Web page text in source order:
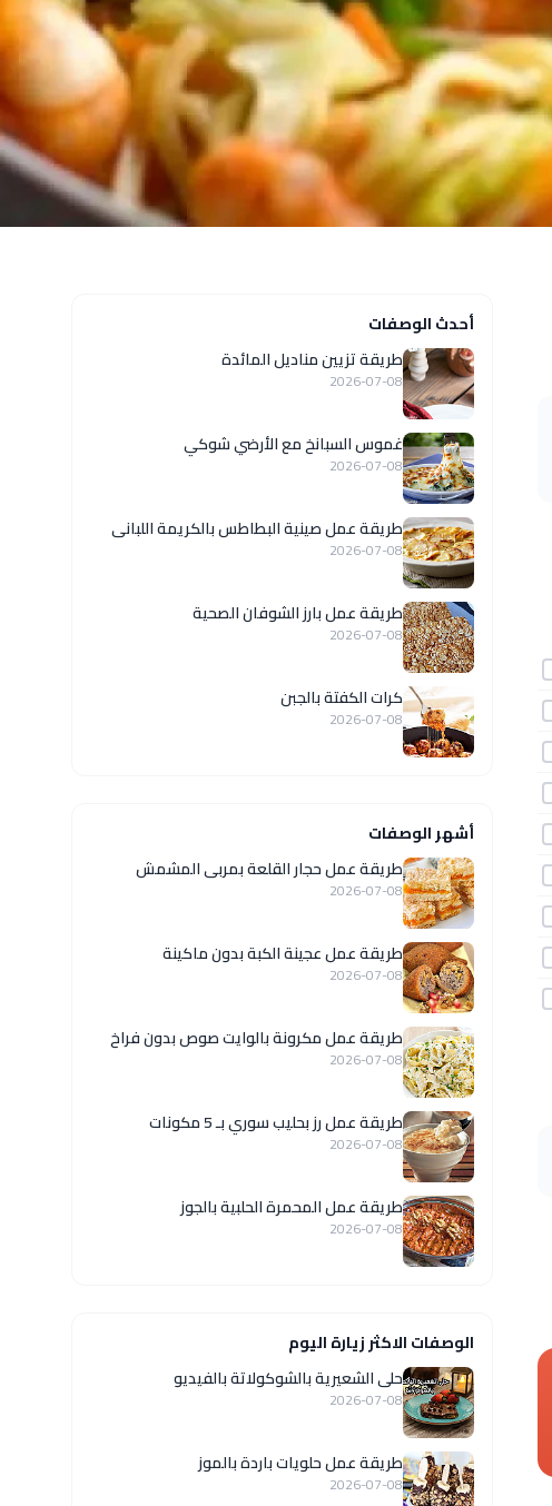
أحدث الوصفات
طريقة تزيين مناديل المائدة
2026-07-08
غموس السبانخ مع الأرضي شوكي
2026-07-08
طريقة عمل صينية البطاطس بالكريمة اللبانى
2026-07-08
طريقة عمل بارز الشوفان الصحية
2026-07-08
كرات الكفتة بالجبن
2026-07-08
أشهر الوصفات
طريقة عمل حجار القلعة بمربى المشمش
2026-07-08
طريقة عمل عجينة الكبة بدون ماكينة
2026-07-08
طريقة عمل مكرونة بالوايت صوص بدون فراخ
2026-07-08
طريقة عمل رز بحليب سوري بـ 5 مكونات
2026-07-08
طريقة عمل المحمرة الحلبية بالجوز
2026-07-08
الوصفات الاكثر زيارة اليوم
حلى الشعيرية بالشوكولاتة بالفيديو
2026-07-08
طريقة عمل حلويات باردة بالموز
2026-07-08